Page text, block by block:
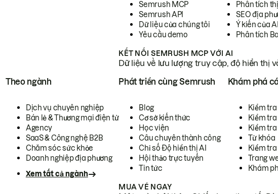
Semrush MCP
Semrush API
Dữ liệu của chúng tôi
Yêu cầu demo
Phân tích
SEO địa
Ý kiến của
Phân tích
KẾT NỐI SEMRUSH MCP VỚI AI
Dữ liệu về lưu lượng truy cập, độ hiển thị
Theo ngành
Dịch vụ chuyên nghiệp
Bán lẻ & Thương mại điện tử
Agency
SaaS & Công nghệ B2B
Chăm sóc sức khỏe
Doanh nghiệp địa phương
Xem tất cả ngành
Phát triển cùng Semrush
Blog
Cơ sở kiến thức
Học viện
Câu chuyên thành công
Chỉ số Độ hiển thị AI
Hội thảo trực tuyến
Tin tức
Khám phá
Kiểm
Kiểm tra
Kiểm
Từ khóa
Kiểm
Trang
Khám
MUA VÉ NGAY